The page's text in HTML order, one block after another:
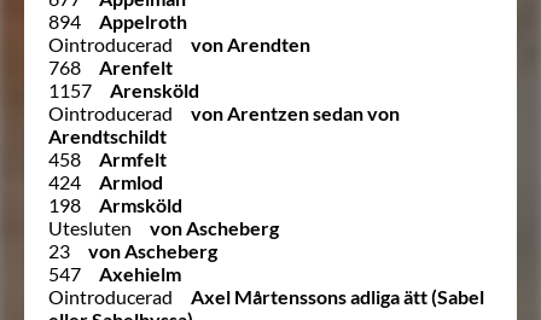
894
Appelroth
Ointroducerad
von Arendten
768
Arenfelt
1157
Arensköld
Ointroducerad
von Arentzen sedan von
Arendtschildt
458
Armfelt
424
Armlod
198
Armsköld
Utesluten
von Ascheberg
23
von Ascheberg
547
Axehielm
Ointroducerad
Axel Mårtenssons adliga ätt (Sabel